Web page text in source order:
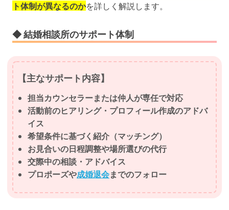
ト体制が異なるのかを詳しく解説します。
◆ 結婚相談所のサポート体制
【主なサポート内容】
担当カウンセラーまたは仲人が専任で対応
活動前のヒアリング・プロフィール作成のアドバ
イス
希望条件に基づく紹介（マッチング）
お見合いの日程調整や場所選びの代行
交際中の相談・アドバイス
プロポーズや成婚退会までのフォロー